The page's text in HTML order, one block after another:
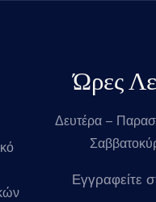
Ώρες
Δευτέρα –
Εγγραφείτε